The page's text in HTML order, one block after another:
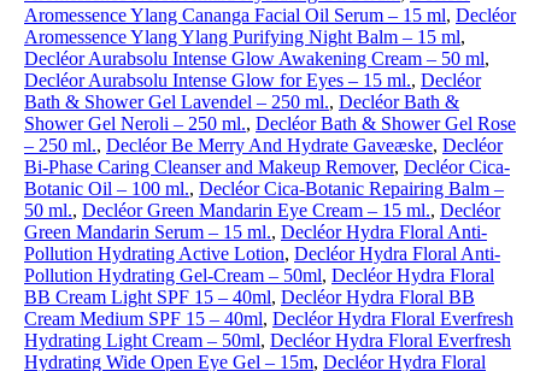
Aromessence Ylang Cananga Facial Oil Serum – 15 ml, Decléor
Aromessence Ylang Ylang Purifying Night Balm – 15 ml,
Decléor Aurabsolu Intense Glow Awakening Cream – 50 ml,
Decléor Aurabsolu Intense Glow for Eyes – 15 ml., Decléor
Bath & Shower Gel Lavendel – 250 ml., Decléor Bath &
Shower Gel Neroli – 250 ml., Decléor Bath & Shower Gel Rose
– 250 ml., Decléor Be Merry And Hydrate Gaveæske, Decléor
Bi-Phase Caring Cleanser and Makeup Remover, Decléor Cica-
Botanic Oil – 100 ml., Decléor Cica-Botanic Repairing Balm –
50 ml., Decléor Green Mandarin Eye Cream – 15 ml., Decléor
Green Mandarin Serum – 15 ml., Decléor Hydra Floral Anti-
Pollution Hydrating Active Lotion, Decléor Hydra Floral Anti-
Pollution Hydrating Gel-Cream – 50ml, Decléor Hydra Floral
BB Cream Light SPF 15 – 40ml, Decléor Hydra Floral BB
Cream Medium SPF 15 – 40ml, Decléor Hydra Floral Everfresh
Hydrating Light Cream – 50ml, Decléor Hydra Floral Everfresh
Hydrating Wide Open Eye Gel – 15m, Decléor Hydra Floral